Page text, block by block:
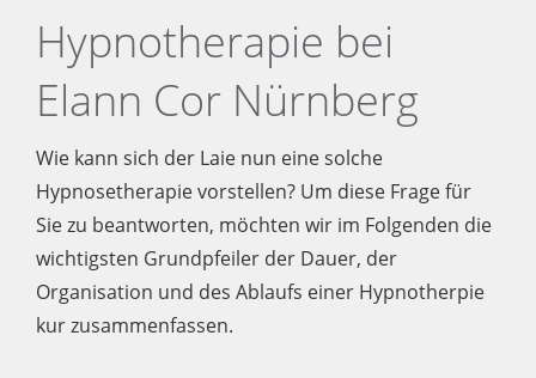
Hypnotherapie bei
Elann Cor Nürnberg
Wie kann sich der Laie nun eine solche
Hypnosetherapie vorstellen? Um diese Frage für
Sie zu beantworten, möchten wir im Folgenden die
wichtigsten Grundpfeiler der Dauer, der
Organisation und des Ablaufs einer Hypnotherpie
kur zusammenfassen.